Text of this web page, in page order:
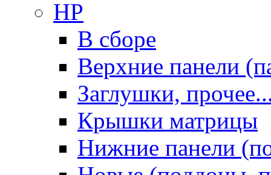
HP
В сборе
Верхние панели
Заглушки,
Крышки матрицы
Нижние панели